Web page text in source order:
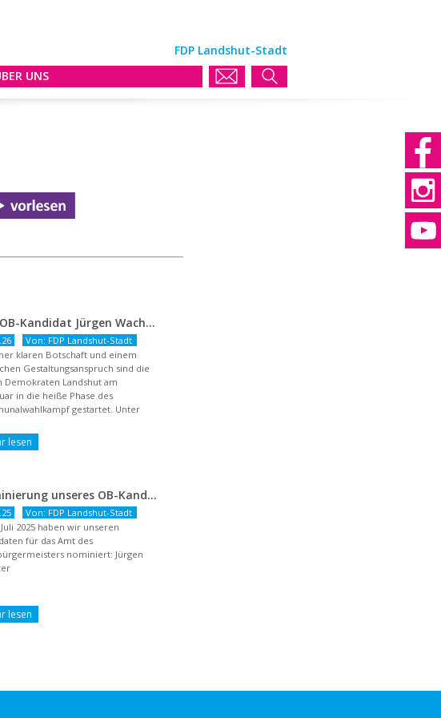
FDP Landshut-Stadt
UNS
FDP-OB-Kandidat Jürgen Wachter: „Politik auf Pump ist unsozial“
Von: FDP Landshut-Stadt
klaren Botschaft und einem
Gestaltungsanspruch sind die
Demokraten Landshut am
in die heiße Phase des
gestartet. Unter
Nominierung unseres OB-Kandidaten
Von: FDP Landshut-Stadt
2025 haben wir unseren
für das Amt des
nominiert: Jürgen